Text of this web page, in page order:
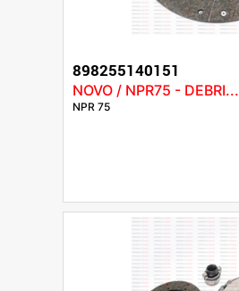
898255140151
NOVO / NPR75 - DEBRI...
NPR 75